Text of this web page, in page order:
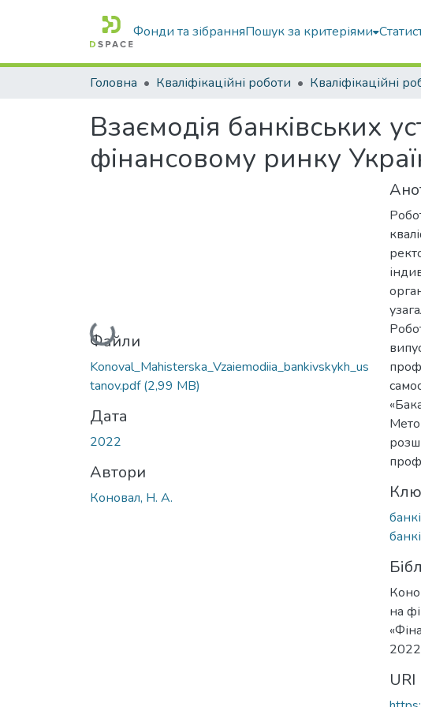
Фонди та зібранняПошук за критеріями
Головна Кваліфікаційні роботи
Взаємодія банківських
фінансовому ринку
Вантажиться...
Файли
Konoval_Мahisterska_Vzaiemodiia_bankivskykh_us
tanov.pdf(2,99 MB)
Дата
2022
Автори
Коновал, Н. А.
на
URI